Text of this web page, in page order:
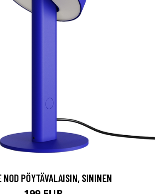
NOD PÖYTÄVALAISIN, SININEN